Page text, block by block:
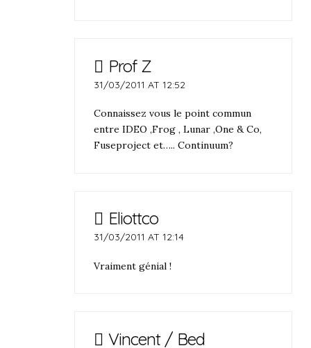
Prof Z
31/03/2011 AT 12:52
Connaissez vous le point commun
entre IDEO ,Frog , Lunar ,One & Co,
Fuseproject et….. Continuum?
Eliottco
31/03/2011 AT 12:14
Vraiment génial !
Vincent / Bed